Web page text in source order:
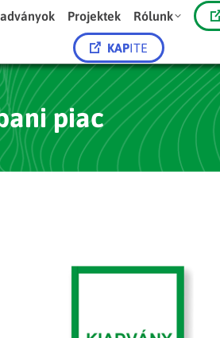
Projektek Rólunk
KAPITE
piac